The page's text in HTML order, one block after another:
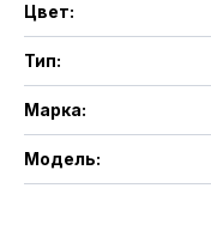
Цвет:
Тип:
Марка:
Модель: